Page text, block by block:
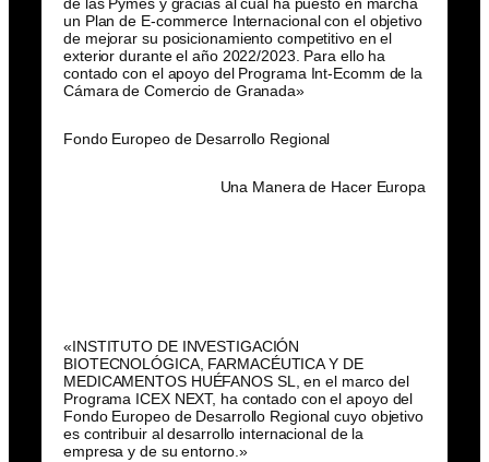
un Plan de E-commerce Internacional con el objetivo
de mejorar su posicionamiento competitivo en el
exterior durante el año 2022/2023. Para ello ha
contado con el apoyo del Programa Int-Ecomm de la
Cámara de Comercio de Granada»
Fondo Europeo de Desarrollo Regional
Una Manera de Hacer Europa
«INSTITUTO DE INVESTIGACIÓN
BIOTECNOLÓGICA, FARMACÉUTICA Y DE
MEDICAMENTOS HUÉFANOS SL, en el marco del
Programa ICEX NEXT, ha contado con el apoyo del
Fondo Europeo de Desarrollo Regional cuyo objetivo
es contribuir al desarrollo internacional de la
empresa y de su entorno.»